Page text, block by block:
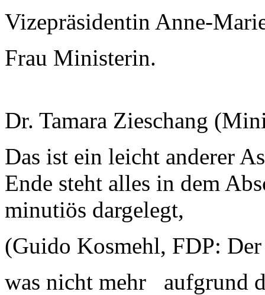
Vizepräsidentin Anne-
Frau Ministerin.
Dr. Tamara Zieschang
Das ist ein leicht anderer
Ende steht alles in dem
minutiös dargelegt,
(Guido Kosmehl, FDP:
was nicht mehr aufgrund